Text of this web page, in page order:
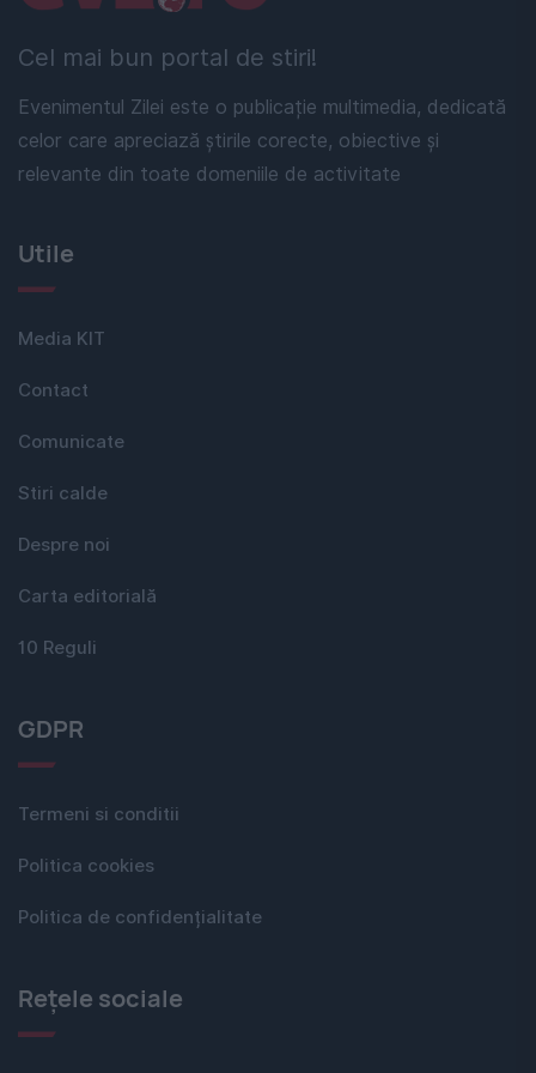
Cel mai bun portal de stiri!
Evenimentul Zilei este o publicație multimedia, dedicată
celor care apreciază știrile corecte, obiective și
relevante din toate domeniile de activitate
Utile
Media KIT
Contact
Comunicate
Stiri calde
Despre noi
Carta editorială
10 Reguli
GDPR
Termeni si conditii
Politica cookies
Politica de confidențialitate
Rețele sociale